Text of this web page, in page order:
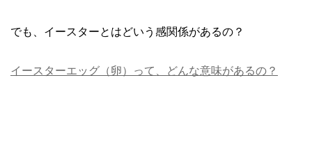
でも、イースターとはどいう感関係があるの？
イースターエッグ（卵）って、どんな意味があるの？